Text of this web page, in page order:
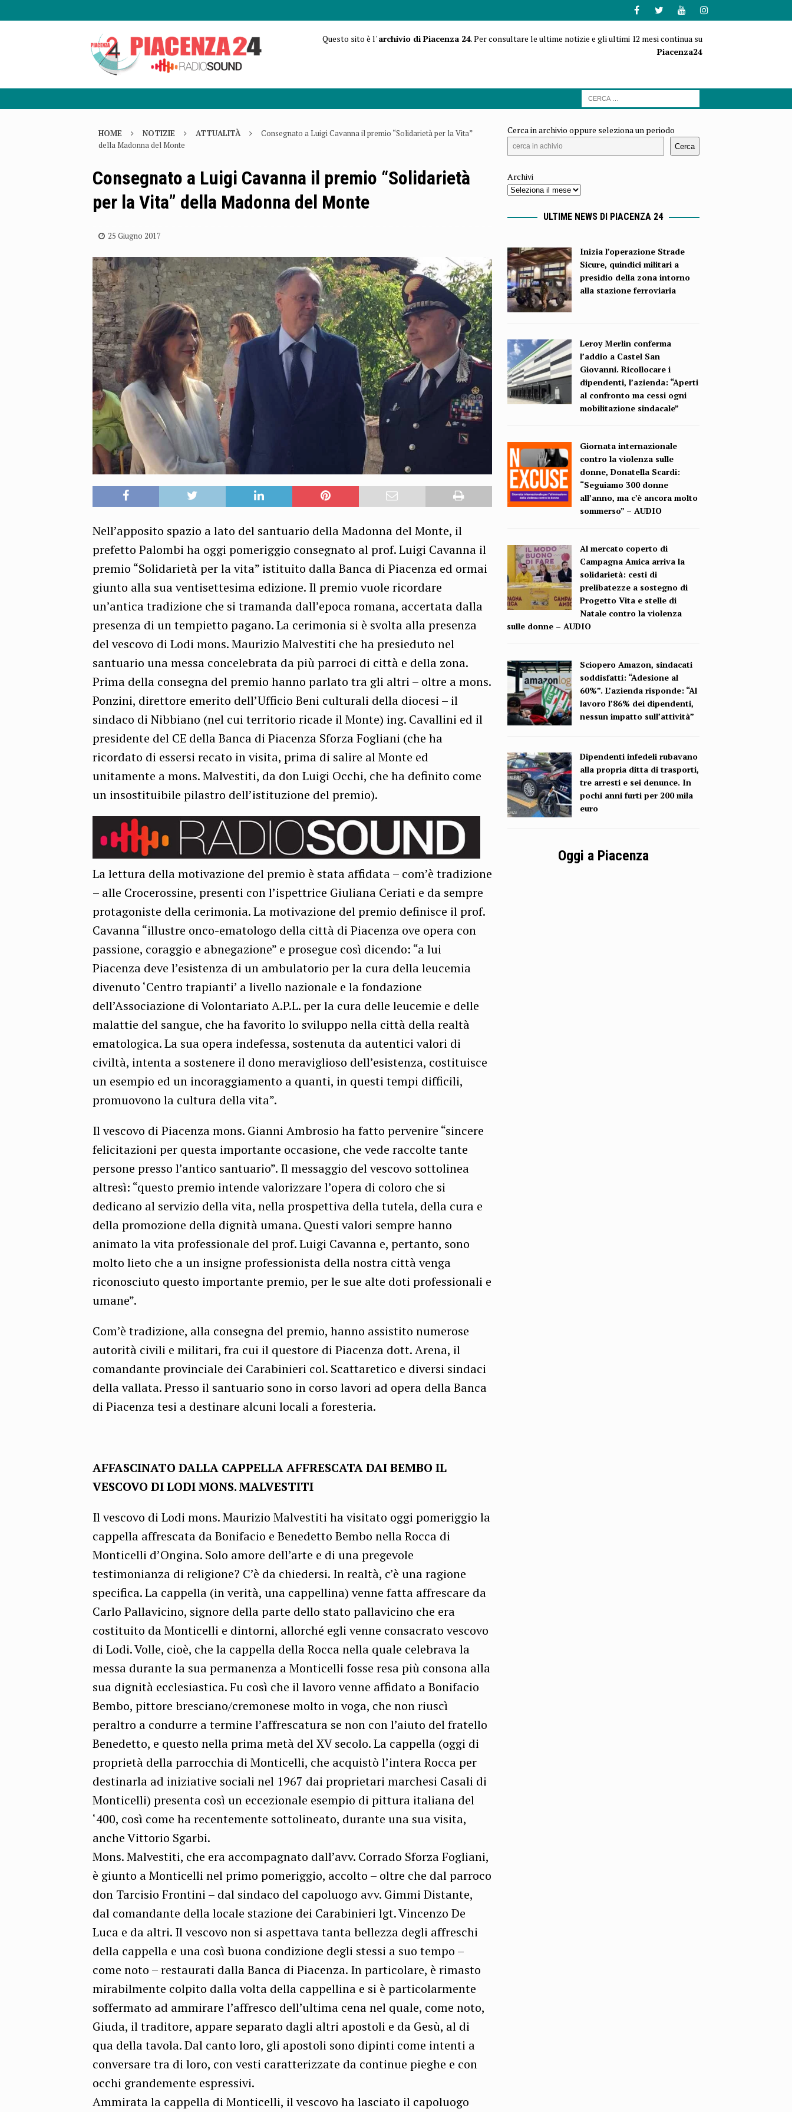
Questo sito è l'archivio di Piacenza 24. Per consultare le ultime notizie e gli ultimi 12 mesi continua su
Piacenza24
HOME NOTIZIE ATTUALITÀ
Consegnato a Luigi Cavanna il premio “Solidarietà per la Vita”
della Madonna del Monte
Consegnato a Luigi Cavanna il premio “Solidarietà
per la Vita” della Madonna del Monte
25 Giugno 2017
Nell’apposito spazio a lato del santuario della Madonna del Monte, il
prefetto Palombi ha oggi pomeriggio consegnato al prof. Luigi Cavanna il
premio “Solidarietà per la vita” istituito dalla Banca di Piacenza ed ormai
giunto alla sua ventisettesima edizione. Il premio vuole ricordare
un’antica tradizione che si tramanda dall’epoca romana, accertata dalla
presenza di un tempietto pagano. La cerimonia si è svolta alla presenza
del vescovo di Lodi mons. Maurizio Malvestiti che ha presieduto nel
santuario una messa concelebrata da più parroci di città e della zona.
Prima della consegna del premio hanno parlato tra gli altri – oltre a mons.
Ponzini, direttore emerito dell’Ufficio Beni culturali della diocesi – il
sindaco di Nibbiano (nel cui territorio ricade il Monte) ing. Cavallini ed il
presidente del CE della Banca di Piacenza Sforza Fogliani (che ha
ricordato di essersi recato in visita, prima di salire al Monte ed
unitamente a mons. Malvestiti, da don Luigi Occhi, che ha definito come
un insostituibile pilastro dell’istituzione del premio).
La lettura della motivazione del premio è stata affidata – com’è tradizione
– alle Crocerossine, presenti con l’ispettrice Giuliana Ceriati e da sempre
protagoniste della cerimonia. La motivazione del premio definisce il prof.
Cavanna “illustre onco-ematologo della città di Piacenza ove opera con
passione, coraggio e abnegazione” e prosegue così dicendo: “a lui
Piacenza deve l’esistenza di un ambulatorio per la cura della leucemia
divenuto ‘Centro trapianti’ a livello nazionale e la fondazione
dell’Associazione di Volontariato A.P.L. per la cura delle leucemie e delle
malattie del sangue, che ha favorito lo sviluppo nella città della realtà
ematologica. La sua opera indefessa, sostenuta da autentici valori di
civiltà, intenta a sostenere il dono meraviglioso dell’esistenza, costituisce
un esempio ed un incoraggiamento a quanti, in questi tempi difficili,
promuovono la cultura della vita”.
Il vescovo di Piacenza mons. Gianni Ambrosio ha fatto pervenire “sincere
felicitazioni per questa importante occasione, che vede raccolte tante
persone presso l’antico santuario”. Il messaggio del vescovo sottolinea
altresì: “questo premio intende valorizzare l’opera di coloro che si
dedicano al servizio della vita, nella prospettiva della tutela, della cura e
della promozione della dignità umana. Questi valori sempre hanno
animato la vita professionale del prof. Luigi Cavanna e, pertanto, sono
molto lieto che a un insigne professionista della nostra città venga
riconosciuto questo importante premio, per le sue alte doti professionali e
umane”.
Com’è tradizione, alla consegna del premio, hanno assistito numerose
autorità civili e militari, fra cui il questore di Piacenza dott. Arena, il
comandante provinciale dei Carabinieri col. Scattaretico e diversi sindaci
della vallata. Presso il santuario sono in corso lavori ad opera della Banca
di Piacenza tesi a destinare alcuni locali a foresteria.
AFFASCINATO DALLA CAPPELLA AFFRESCATA DAI BEMBO IL
VESCOVO DI LODI MONS. MALVESTITI
Il vescovo di Lodi mons. Maurizio Malvestiti ha visitato oggi pomeriggio la
cappella affrescata da Bonifacio e Benedetto Bembo nella Rocca di
Monticelli d’Ongina. Solo amore dell’arte e di una pregevole
testimonianza di religione? C’è da chiedersi. In realtà, c’è una ragione
specifica. La cappella (in verità, una cappellina) venne fatta affrescare da
Carlo Pallavicino, signore della parte dello stato pallavicino che era
costituito da Monticelli e dintorni, allorché egli venne consacrato vescovo
di Lodi. Volle, cioè, che la cappella della Rocca nella quale celebrava la
messa durante la sua permanenza a Monticelli fosse resa più consona alla
sua dignità ecclesiastica. Fu così che il lavoro venne affidato a Bonifacio
Bembo, pittore bresciano/cremonese molto in voga, che non riuscì
peraltro a condurre a termine l’affrescatura se non con l’aiuto del fratello
Benedetto, e questo nella prima metà del XV secolo. La cappella (oggi di
proprietà della parrocchia di Monticelli, che acquistò l’intera Rocca per
destinarla ad iniziative sociali nel 1967 dai proprietari marchesi Casali di
Monticelli) presenta così un eccezionale esempio di pittura italiana del
‘400, così come ha recentemente sottolineato, durante una sua visita,
anche Vittorio Sgarbi.
Mons. Malvestiti, che era accompagnato dall’avv. Corrado Sforza Fogliani,
è giunto a Monticelli nel primo pomeriggio, accolto – oltre che dal parroco
don Tarcisio Frontini – dal sindaco del capoluogo avv. Gimmi Distante,
dal comandante della locale stazione dei Carabinieri lgt. Vincenzo De
Luca e da altri. Il vescovo non si aspettava tanta bellezza degli affreschi
della cappella e una così buona condizione degli stessi a suo tempo –
come noto – restaurati dalla Banca di Piacenza. In particolare, è rimasto
mirabilmente colpito dalla volta della cappellina e si è particolarmente
soffermato ad ammirare l’affresco dell’ultima cena nel quale, come noto,
Giuda, il traditore, appare separato dagli altri apostoli e da Gesù, al di
qua della tavola. Dal canto loro, gli apostoli sono dipinti come intenti a
conversare tra di loro, con vesti caratterizzate da continue pieghe e con
occhi grandemente espressivi.
Ammirata la cappella di Monticelli, il vescovo ha lasciato il capoluogo
Cerca in archivio oppure seleziona un periodo
Cerca
Archivi
ULTIME NEWS DI PIACENZA 24
Inizia l’operazione Strade
Sicure, quindici militari a
presidio della zona intorno
alla stazione ferroviaria
Leroy Merlin conferma
l’addio a Castel San
Giovanni. Ricollocare i
dipendenti, l’azienda: “Aperti
al confronto ma cessi ogni
mobilitazione sindacale”
Giornata internazionale
contro la violenza sulle
donne, Donatella Scardi:
“Seguiamo 300 donne
all’anno, ma c’è ancora molto
sommerso” – AUDIO
Al mercato coperto di
Campagna Amica arriva la
solidarietà: cesti di
prelibatezze a sostegno di
Progetto Vita e stelle di
Natale contro la violenza
sulle donne – AUDIO
Sciopero Amazon, sindacati
soddisfatti: “Adesione al
60%”. L’azienda risponde: “Al
lavoro l’86% dei dipendenti,
nessun impatto sull’attività”
Dipendenti infedeli rubavano
alla propria ditta di trasporti,
tre arresti e sei denunce. In
pochi anni furti per 200 mila
euro
Oggi a Piacenza